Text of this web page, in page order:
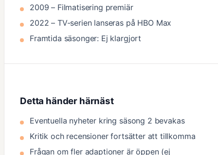
2009 – Filmatisering premiär
2022 – TV-serien lanseras på HBO Max
Framtida säsonger: Ej klargjort
Detta händer härnäst
Eventuella nyheter kring säsong 2 bevakas
Kritik och recensioner fortsätter att tillkomma
Frågan om fler adaptioner är öppen (ej